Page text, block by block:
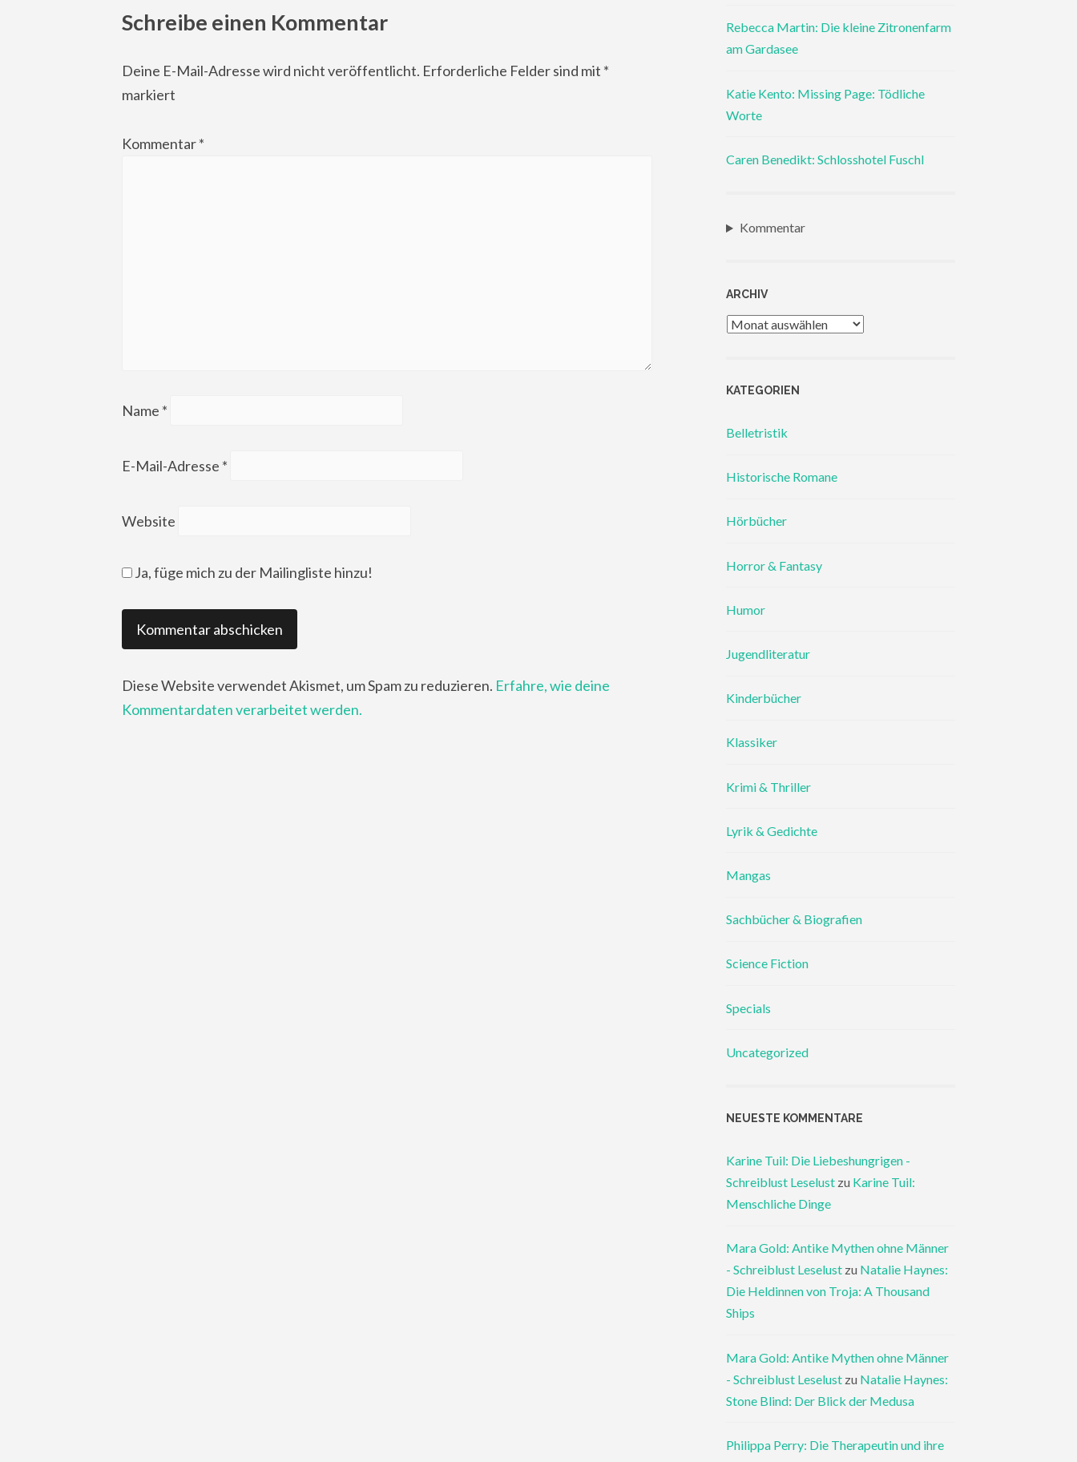
Schreibe einen Kommentar
Deine E-Mail-Adresse wird nicht veröffentlicht. Erforderliche Felder sind mit *
markiert
Kommentar*
Name *
E-Mail-Adresse *
Website
Ja, füge mich zu der Mailingliste hinzu!
Diese Website verwendet Akismet, um Spam zu reduzieren. Erfahre, wie deine
Kommentardaten verarbeitet werden.
Rebecca Martin: Die kleine Zitronenfarm
am Gardasee
Katie Kento: Missing Page: Tödliche
Worte
Caren Benedikt: Schlosshotel Fuschl
Kommentar
ARCHIV
Archiv
KATEGORIEN
Belletristik
Historische Romane
Hörbücher
Horror & Fantasy
Humor
Jugendliteratur
Kinderbücher
Klassiker
Krimi & Thriller
Lyrik & Gedichte
Mangas
Sachbücher & Biografien
Science Fiction
Specials
Uncategorized
NEUESTE KOMMENTARE
Karine Tuil: Die Liebeshungrigen -
Schreiblust Leselust zu Karine Tuil:
Menschliche Dinge
Mara Gold: Antike Mythen ohne Männer
- Schreiblust Leselust zu Natalie Haynes:
Die Heldinnen von Troja: A Thousand
Ships
Mara Gold: Antike Mythen ohne Männer
- Schreiblust Leselust zu Natalie Haynes:
Stone Blind: Der Blick der Medusa
Philippa Perry: Die Therapeutin und ihre